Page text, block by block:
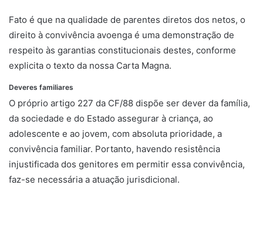
Fato é que na qualidade de parentes diretos dos netos, o
direito à convivência avoenga é uma demonstração de
respeito às garantias constitucionais destes, conforme
explicita o texto da nossa Carta Magna.
Deveres familiares
O próprio artigo 227 da CF/88 dispõe ser dever da família,
da sociedade e do Estado assegurar à criança, ao
adolescente e ao jovem, com absoluta prioridade, a
convivência familiar. Portanto, havendo resistência
injustificada dos genitores em permitir essa convivência,
faz-se necessária a atuação jurisdicional.